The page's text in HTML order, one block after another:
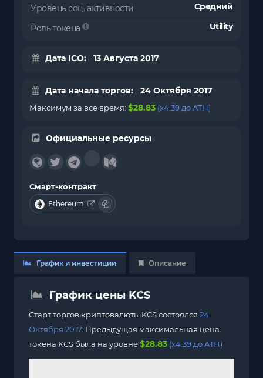
Уровень соц. активности Средний
Роль токена Utility
Дата ICO: 13 Августа 2017
Дата начала торгов: 24 Октября 2017
Максимум за все время: $28.83 (x4.39 до ATH)
Официальные ресурсы
Смарт-контракт
Ethereum
График и инвестиции Описание
График цены KCS
Старт торгов криптовалюты KCS состоялся 24
Октября 2017 . Предыдущая максимальная цена
токена KCS была на уровне$28.83 (x4.39 до ATH)